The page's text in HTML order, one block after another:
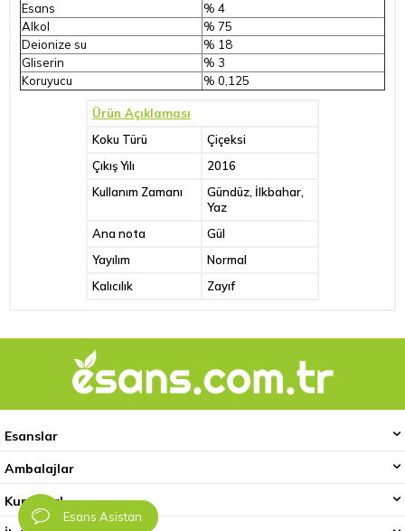
Esans Asistan
Esans
% 4
Alkol
% 75
Deionize su
% 18
Gliserin
% 3
Koruyucu
% 0,125
Ürün Açıklaması
Koku Türü
Çiçeksi
Çıkış Yılı
2016
Kullanım Zamanı
Gündüz, İlkbahar,
Yaz
Ana nota
Gül
Yayılım
Normal
Kalıcılık
Zayıf
Esanslar
Ambalajlar
Kurumsal